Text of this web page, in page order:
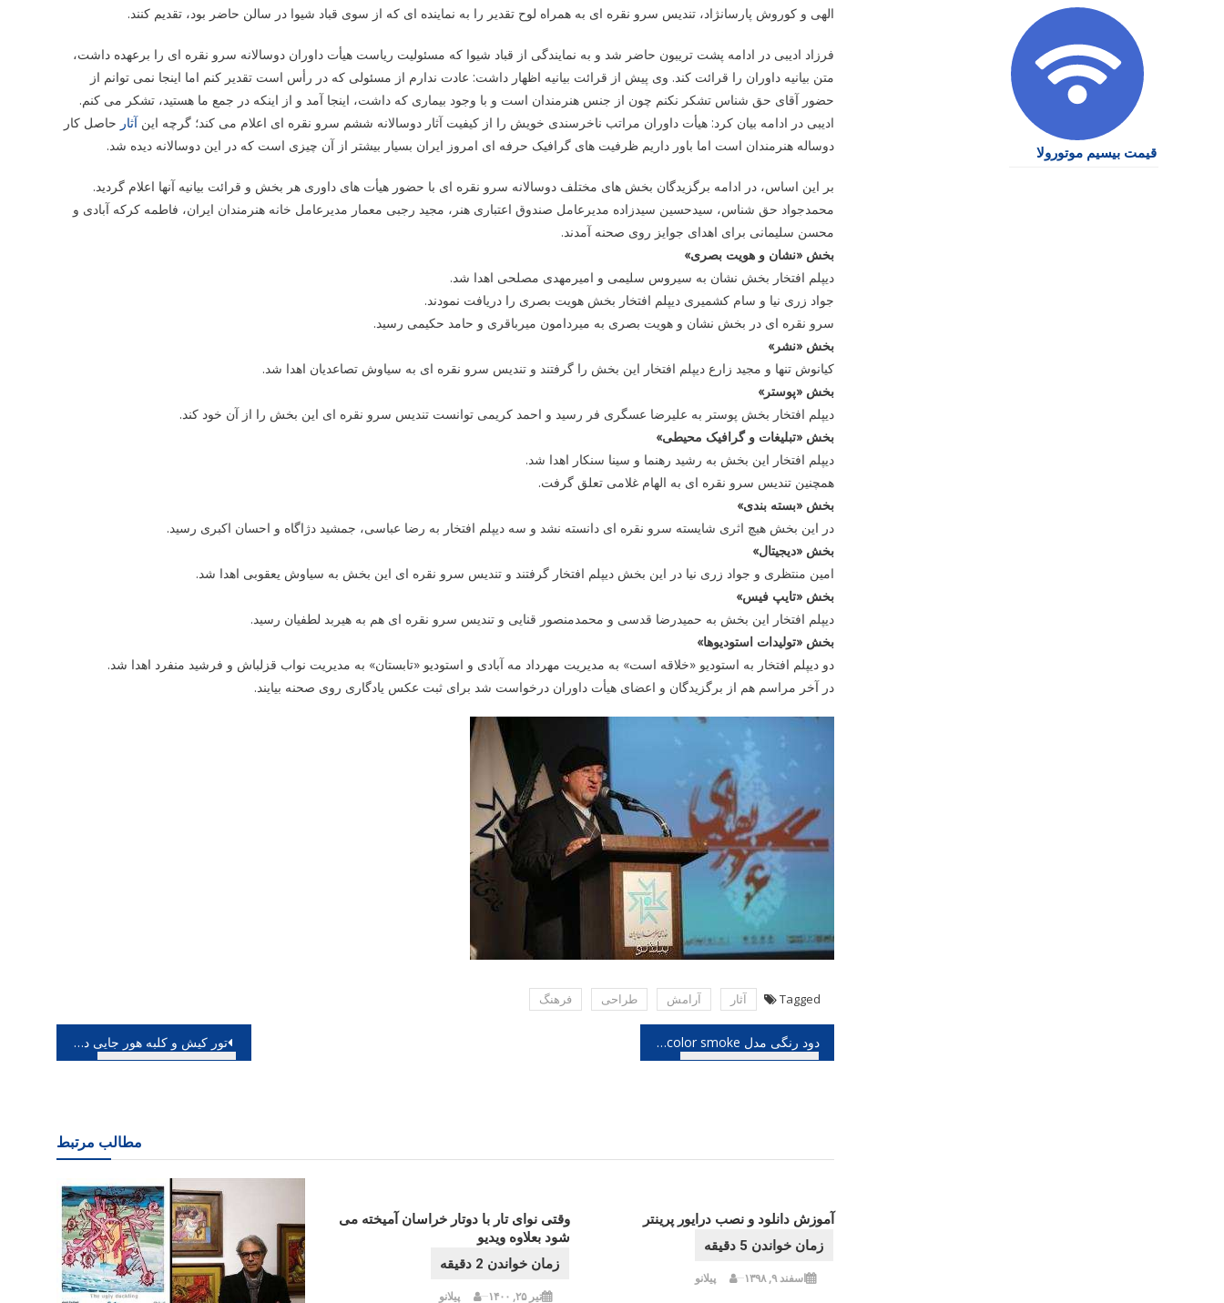
الهی و کوروش پارسانژاد، تندیس سرو نقره ای به همراه لوح تقدیر را به نماینده ای که از سوی قباد شیوا در سالن حاضر بود، تقدیم کنند.
فرزاد ادیبی در ادامه پشت تریبون حاضر شد و به نمایندگی از قباد شیوا که مسئولیت ریاست هیأت داوران دوسالانه سرو نقره ای را برعهده داشت،
متن بیانیه داوران را قرائت کند. وی پیش از قرائت بیانیه اظهار داشت: عادت ندارم از مسئولی که در رأس است تقدیر کنم اما اینجا نمی توانم از
حضور آقای حق شناس تشکر نکنم چون از جنس هنرمندان است و با وجود بیماری که داشت، اینجا آمد و از اینکه در جمع ما هستید، تشکر می کنم.
ادیبی در ادامه بیان کرد: هیأت داوران مراتب ناخرسندی خویش را از کیفیت آثار دوسالانه ششم سرو نقره ای اعلام می کند؛ گرچه اینآثار حاصل کار
دوساله هنرمندان است اما باور داریم ظرفیت های گرافیک حرفه ای امروز ایران بسیار بیشتر از آن چیزی است که در این دوسالانه دیده شد.
بر این اساس، در ادامه برگزیدگان بخش های مختلف دوسالانه سرو نقره ای با حضور هیأت های داوری هر بخش و قرائت بیانیه آنها اعلام گردید.
محمدجواد حق شناس، سیدحسین سیدزاده مدیرعامل صندوق اعتباری هنر، مجید رجبی معمار مدیرعامل خانه هنرمندان ایران، فاطمه کرکه آبادی و
محسن سلیمانی برای اهدای جوایز روی صحنه آمدند.
بخش «نشان و هویت بصری»
دیپلم افتخار بخش نشان به سیروس سلیمی و امیرمهدی مصلحی اهدا شد.
جواد زری نیا و سام کشمیری دیپلم افتخار بخش هویت بصری را دریافت نمودند.
سرو نقره ای در بخش نشان و هویت بصری به میردامون میرباقری و حامد حکیمی رسید.
بخش «نشر»
کیانوش تنها و مجید زارع دیپلم افتخار این بخش را گرفتند و تندیس سرو نقره ای به سیاوش تصاعدیان اهدا شد.
بخش «پوستر»
دیپلم افتخار بخش پوستر به علیرضا عسگری فر رسید و احمد کریمی توانست تندیس سرو نقره ای این بخش را از آن خود کند.
بخش «تبلیغات و گرافیک محیطی»
دیپلم افتخار این بخش به رشید رهنما و سینا سنکار اهدا شد.
همچنین تندیس سرو نقره ای به الهام غلامی تعلق گرفت.
بخش «بسته بندی»
در این بخش هیچ اثری شایسته سرو نقره ای دانسته نشد و سه دیپلم افتخار به رضا عباسی، جمشید دژاگاه و احسان اکبری رسید.
بخش «دیجیتال»
امین منتظری و جواد زری نیا در این بخش دیپلم افتخار گرفتند و تندیس سرو نقره ای این بخش به سیاوش یعقوبی اهدا شد.
بخش «تایپ فیس»
دیپلم افتخار این بخش به حمیدرضا قدسی و محمدمنصور قنایی و تندیس سرو نقره ای هم به هیربد لطفیان رسید.
بخش «تولیدات استودیوها»
دو دیپلم افتخار به استودیو «خلاقه است» به مدیریت مهرداد مه آبادی و استودیو «تابستان» به مدیریت نواب قزلباش و فرشید منفرد اهدا شد.
در آخر مراسم هم از برگزیدگان و اعضای هیأت داوران درخواست شد برای ثبت عکس یادگاری روی صحنه بیایند.
Tagged آثار آرامش طراحی فرهنگ
راهبری
تور کیش و کلبه هور جایی دیدنی و غروب دل انگیز دود رنگی مدل color smoke نورافشانان
مطالب مرتبط
وقتی نوای تار با دوتار خراسان آمیخته می
شود بعلاوه ویدیو
تیر ۲۵, ۱۴۰۰ پیلانو
آموزش دانلود و نصب درایور پرینتر
اسفند ۹, ۱۳۹۸ پیلانو
قیمت بیسیم موتورولا